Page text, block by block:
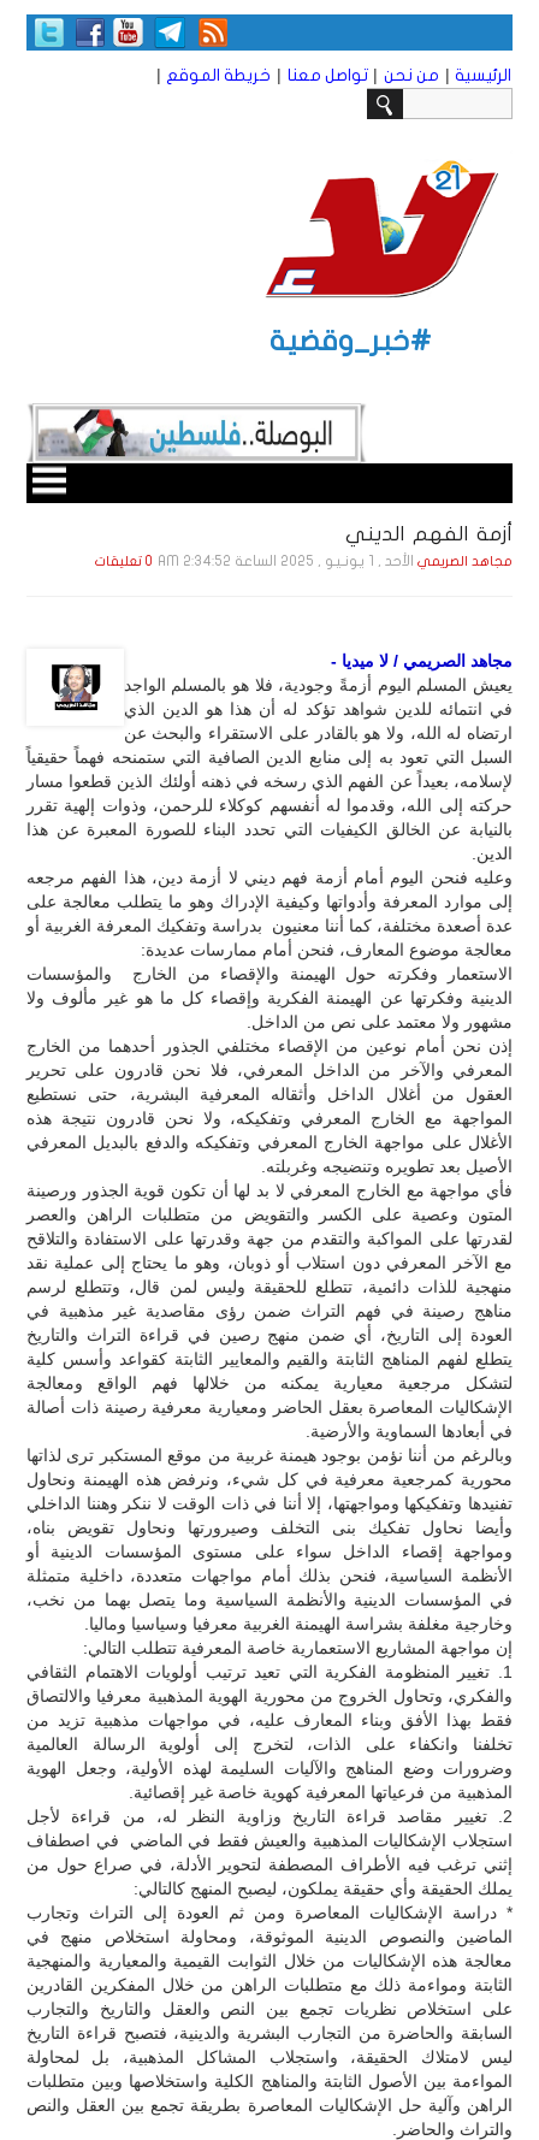
الرئيسية | من نحن | تواصل معنا | خريطة الموقع |
#خبر_وقضية
أزمة الفهم الديني
مجاهد الصريمي الأحد , 1 يـونـيـو , 2025 الساعة 2:34:52 AM 0 تعليقات
مجاهد الصريمي / لا ميديا -
يعيش المسلم اليوم أزمةً وجودية، فلا هو بالمسلم الواجد
في انتمائه للدين شواهد تؤكد له أن هذا هو الدين الذي
ارتضاه له الله، ولا هو بالقادر على الاستقراء والبحث عن
السبل التي تعود به إلى منابع الدين الصافية التي ستمنحه فهماً حقيقياً
لإسلامه، بعيداً عن الفهم الذي رسخه في ذهنه أولئك الذين قطعوا مسار
حركته إلى الله، وقدموا له أنفسهم كوكلاء للرحمن، وذوات إلهية تقرر
بالنيابة عن الخالق الكيفيات التي تحدد البناء للصورة المعبرة عن هذا
الدين.
وعليه فنحن اليوم أمام أزمة فهم ديني لا أزمة دين، هذا الفهم مرجعه
إلى موارد المعرفة وأدواتها وكيفية الإدراك وهو ما يتطلب معالجة على
عدة أصعدة مختلفة، كما أننا معنيون بدراسة وتفكيك المعرفة الغربية أو
معالجة موضوع المعارف، فنحن أمام ممارسات عديدة:
الاستعمار وفكرته حول الهيمنة والإقصاء من الخارج والمؤسسات
الدينية وفكرتها عن الهيمنة الفكرية وإقصاء كل ما هو غير مألوف ولا
مشهور ولا معتمد على نص من الداخل.
إذن نحن أمام نوعين من الإقصاء مختلفي الجذور أحدهما من الخارج
المعرفي والآخر من الداخل المعرفي، فلا نحن قادرون على تحرير
العقول من أغلال الداخل وأثقاله المعرفية البشرية، حتى نستطيع
المواجهة مع الخارج المعرفي وتفكيكه، ولا نحن قادرون نتيجة هذه
الأغلال على مواجهة الخارج المعرفي وتفكيكه والدفع بالبديل المعرفي
الأصيل بعد تطويره وتنضيجه وغربلته.
فأي مواجهة مع الخارج المعرفي لا بد لها أن تكون قوية الجذور ورصينة
المتون وعصية على الكسر والتقويض من متطلبات الراهن والعصر
لقدرتها على المواكبة والتقدم من جهة وقدرتها على الاستفادة والتلاقح
مع الآخر المعرفي دون استلاب أو ذوبان، وهو ما يحتاج إلى عملية نقد
منهجية للذات دائمية، تتطلع للحقيقة وليس لمن قال، وتتطلع لرسم
مناهج رصينة في فهم التراث ضمن رؤى مقاصدية غير مذهبية في
العودة إلى التاريخ، أي ضمن منهج رصين في قراءة التراث والتاريخ
يتطلع لفهم المناهج الثابتة والقيم والمعايير الثابتة كقواعد وأسس كلية
لتشكل مرجعية معيارية يمكنه من خلالها فهم الواقع ومعالجة
الإشكاليات المعاصرة بعقل الحاضر ومعيارية معرفية رصينة ذات أصالة
في أبعادها السماوية والأرضية.
وبالرغم من أننا نؤمن بوجود هيمنة غربية من موقع المستكبر ترى لذاتها
محورية كمرجعية معرفية في كل شيء، ونرفض هذه الهيمنة ونحاول
تفنيدها وتفكيكها ومواجهتها، إلا أننا في ذات الوقت لا ننكر وهننا الداخلي
وأيضا نحاول تفكيك بنى التخلف وصيرورتها ونحاول تقويض بناه،
ومواجهة إقصاء الداخل سواء على مستوى المؤسسات الدينية أو
الأنظمة السياسية، فنحن بذلك أمام مواجهات متعددة، داخلية متمثلة
في المؤسسات الدينية والأنظمة السياسية وما يتصل بهما من نخب،
وخارجية مغلفة بشراسة الهيمنة الغربية معرفيا وسياسيا وماليا.
إن مواجهة المشاريع الاستعمارية خاصة المعرفية تتطلب التالي:
1. تغيير المنظومة الفكرية التي تعيد ترتيب أولويات الاهتمام الثقافي
والفكري، وتحاول الخروج من محورية الهوية المذهبية معرفيا والالتصاق
فقط بهذا الأفق وبناء المعارف عليه، في مواجهات مذهبية تزيد من
تخلفنا وانكفاء على الذات، لتخرج إلى أولوية الرسالة العالمية
وضرورات وضع المناهج والآليات السليمة لهذه الأولية، وجعل الهوية
المذهبية من فرعياتها المعرفية كهوية خاصة غير إقصائية.
2. تغيير مقاصد قراءة التاريخ وزاوية النظر له، من قراءة لأجل
استجلاب الإشكاليات المذهبية والعيش فقط في الماضي في اصطفاف
إثني ترغب فيه الأطراف المصطفة لتحوير الأدلة، في صراع حول من
يملك الحقيقة وأي حقيقة يملكون، ليصبح المنهج كالتالي:
* دراسة الإشكاليات المعاصرة ومن ثم العودة إلى التراث وتجارب
الماضين والنصوص الدينية الموثوقة، ومحاولة استخلاص منهج في
معالجة هذه الإشكاليات من خلال الثوابت القيمية والمعيارية والمنهجية
الثابتة ومواءمة ذلك مع متطلبات الراهن من خلال المفكرين القادرين
على استخلاص نظريات تجمع بين النص والعقل والتاريخ والتجارب
السابقة والحاضرة من التجارب البشرية والدينية، فتصبح قراءة التاريخ
ليس لامتلاك الحقيقة، واستجلاب المشاكل المذهبية، بل لمحاولة
المواءمة بين الأصول الثابتة والمناهج الكلية واستخلاصها وبين متطلبات
الراهن وآلية حل الإشكاليات المعاصرة بطريقة تجمع بين العقل والنص
والتراث والحاضر.